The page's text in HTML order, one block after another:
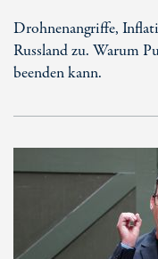
Drohnenangriffe,
Russland zu. Warum
beenden kann.